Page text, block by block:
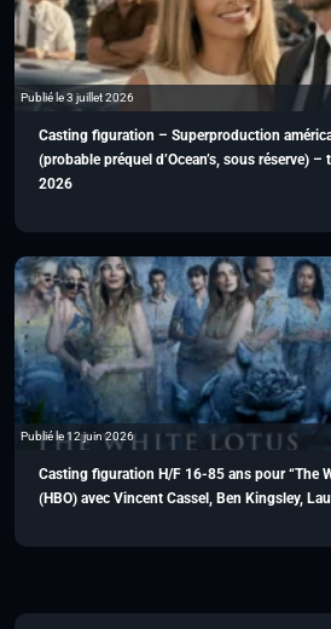
Publié le 3 juillet 2026
Casting figuration – Superproduction
(probable préquel d’Ocean’s, sous réserve)
2026
Publié le 12 juin 2026
Casting figuration H/F 16-85 ans pour “The
(HBO) avec Vincent Cassel, Ben Kingsley,